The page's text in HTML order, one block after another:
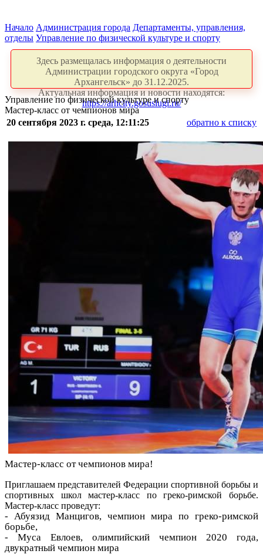
Начало Администрация города Департаменты, управления,
отделы Управление по физической культуре и спорту
Здесь размещалась информация о деятельности
Администрации городского округа «Город
Архангельск» до 31.12.2025.
Актуальная информация и новости находятся:
https://arhcity.gosuslugi.ru/
Управление по физической культуре и спорту
Мастер-класс от чемпионов мира
20 сентября 2023 г. среда, 12:11:25
обратно к списку
Мастер-класс от чемпионов мира!
Приглашаем представителей Федерации спортивной борьбы и
спортивных школ мастер-класс по греко-римской борьбе.
Мастер-класс проведут:
- Абуязид Манцигов, чемпион мира по греко-римской
борьбе,
- Муса Евлоев, олимпийский чемпион 2020 года,
двукратный чемпион мира